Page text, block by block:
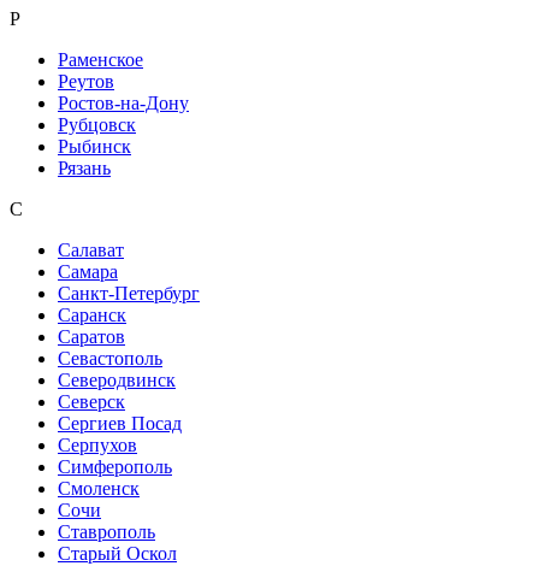
Р
Раменское
Реутов
Ростов-на-Дону
Рубцовск
Рыбинск
Рязань
С
Салават
Самара
Санкт-Петербург
Саранск
Саратов
Севастополь
Северодвинск
Северск
Сергиев Посад
Серпухов
Симферополь
Смоленск
Сочи
Ставрополь
Старый Оскол